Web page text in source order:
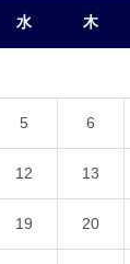
水 木
5 6
12 13
19 20